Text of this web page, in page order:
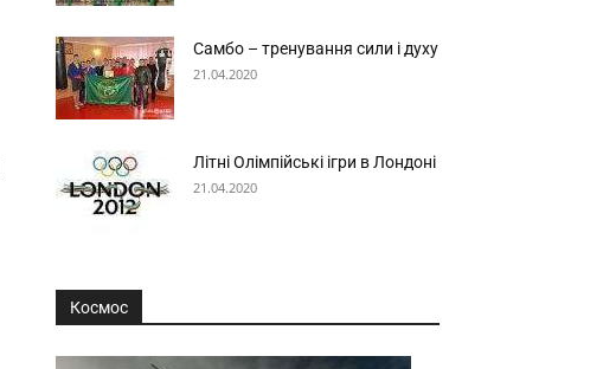
Самбо – тренування сили і духу
21.04.2020
Літні Олімпійські ігри в Лондоні
21.04.2020
Космос